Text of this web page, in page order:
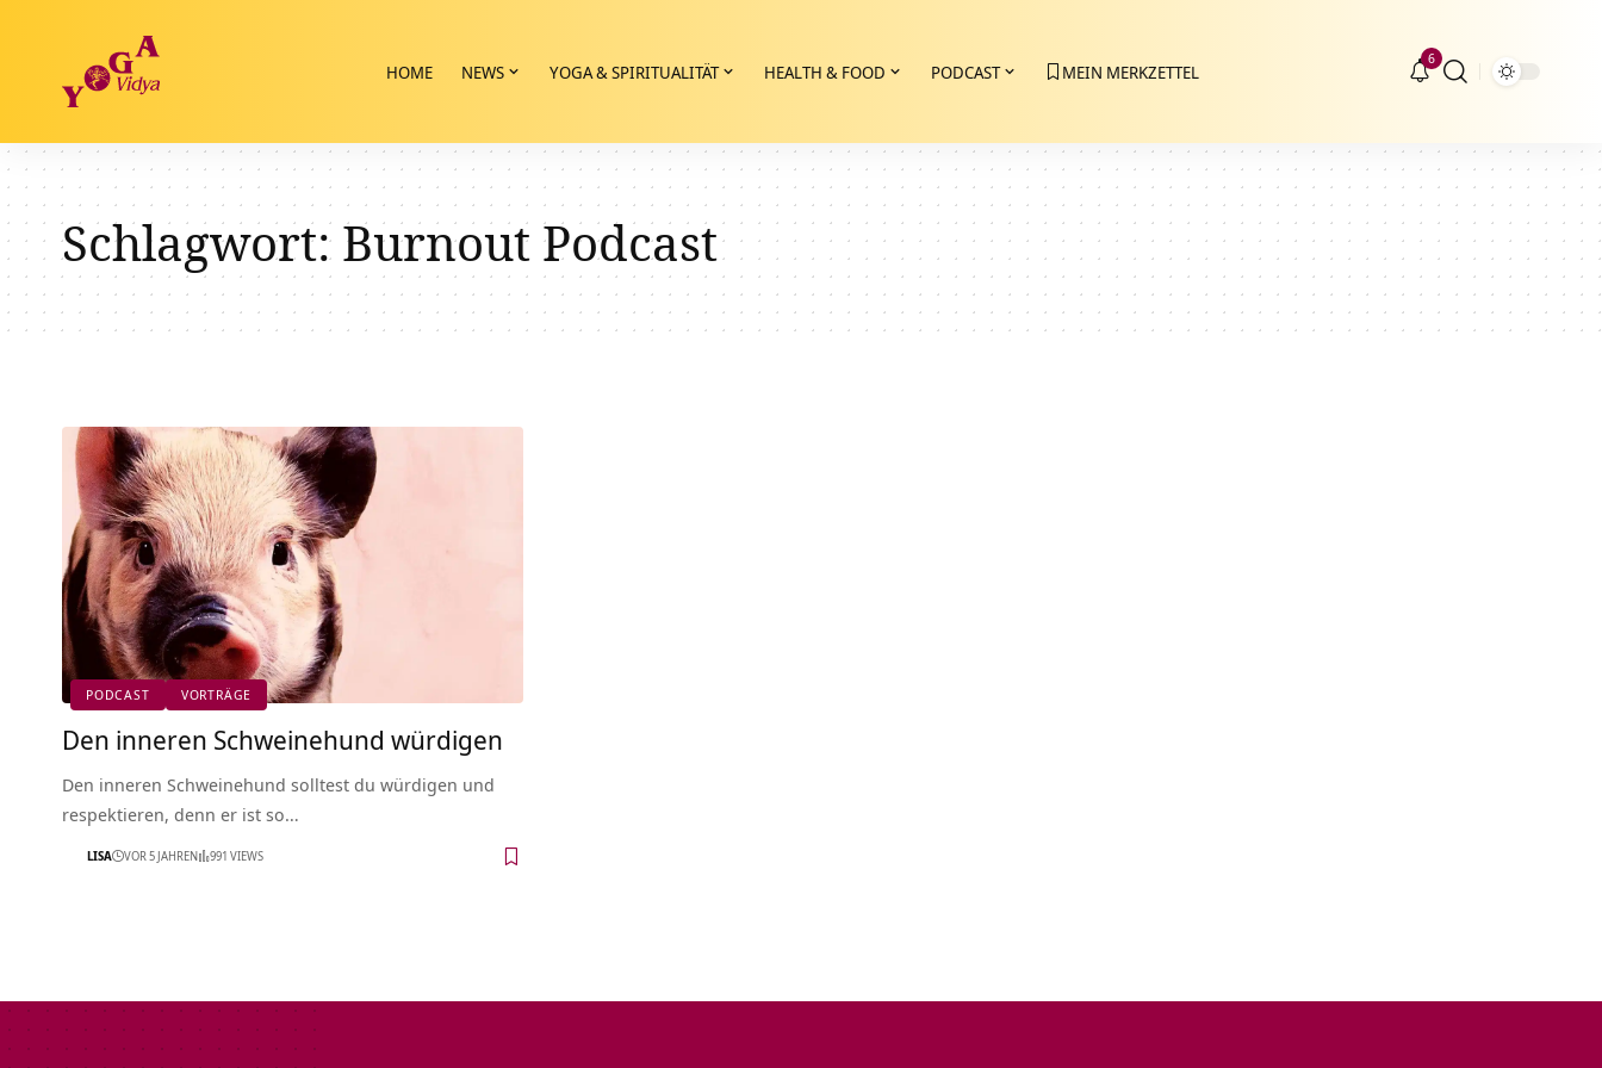
HOME NEWS YOGA & SPIRITUALITÄT HEALTH & FOOD PODCAST MEIN MERKZETTEL
6
Schlagwort:Burnout Podcast
PODCAST VORTRÄGE
Den inneren Schweinehund würdigen
Den inneren Schweinehund solltest du würdigen und
respektieren, denn er ist so…
LISA VOR 5 JAHREN 991 VIEWS